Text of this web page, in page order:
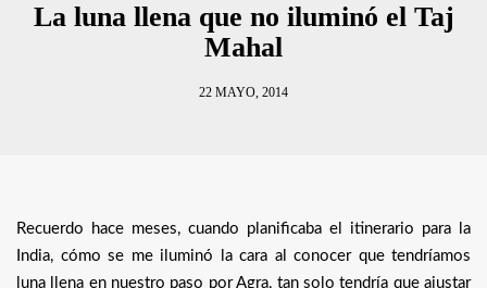
La luna llena que no iluminó el Taj
Mahal
22 MAYO, 2014
Recuerdo hace meses, cuando planificaba el itinerario para la
India, cómo se me iluminó la cara al conocer que tendríamos
luna llena en nuestro paso por Agra, tan solo tendría que ajustar